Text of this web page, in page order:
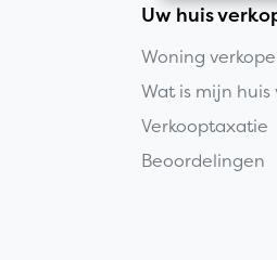
Uw huis
Woning
Wat is mijn huis
Verkooptaxatie
Beoordelingen